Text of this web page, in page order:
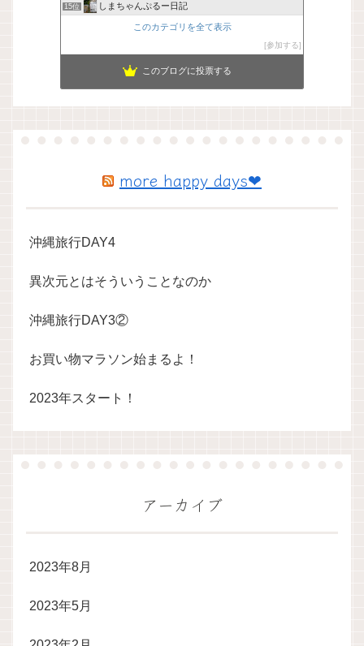
15位 しまちゃんぷるー日記
このカテゴリを全て表示
参加する
このブログに投票する
more happy days❤
沖縄旅行DAY4
異次元とはそういうことなのか
沖縄旅行DAY3②
お買い物マラソン始まるよ！
2023年スタート！
アーカイブ
2023年8月
2023年5月